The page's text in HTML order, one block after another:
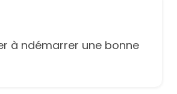
à ndémarrer une bonne